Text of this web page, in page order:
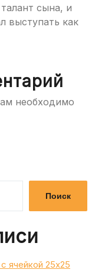
сына, и
выступать как
необходимо
Поиск
ячейкой 25х25